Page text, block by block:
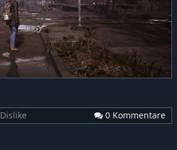
Dislike 0 Kommentare